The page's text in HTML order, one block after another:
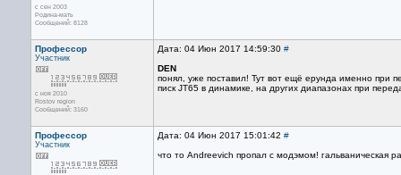
с сен 2003
Родина-мать
Сообщений: 8128
Профессор
Участник
с ноя 2010
Rostov region
Сообщений: 3160
Дата: 04 Июн 2017 14:59:30 #
DEN
понял, уже поставил! Тут вот ещё ерунда именно при
писк JT65 в динамике, на других диапазонах при
Профессор
Участник
Дата: 04 Июн 2017 15:01:42 #
что то Andreevich пропал с модэмом! гальваническая